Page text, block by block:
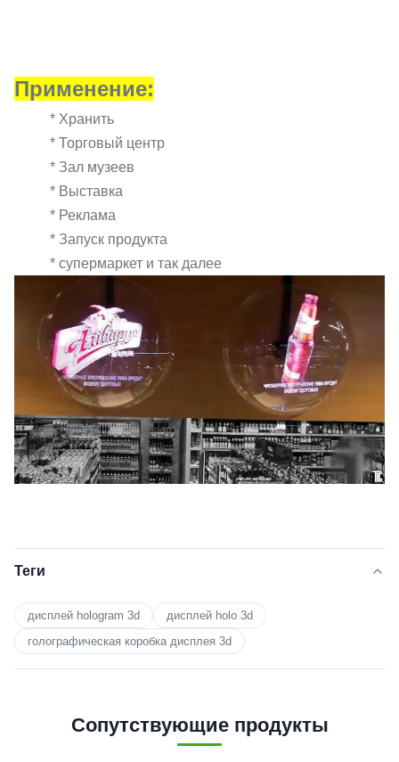
Применение:
* Хранить
* Торговый центр
* Зал музеев
* Выставка
* Реклама
* Запуск продукта
* супермаркет и так далее
Теги
дисплей hologram 3d
дисплей holo 3d
голографическая коробка дисплея 3d
Сопутствующие продукты